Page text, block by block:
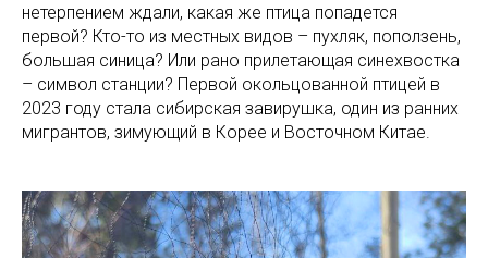
нетерпением ждали, какая же птица попадется
первой? Кто-то из местных видов – пухляк, поползень,
большая синица? Или рано прилетающая синехвостка
– символ станции? Первой окольцованной птицей в
2023 году стала сибирская завирушка, один из ранних
мигрантов, зимующий в Корее и Восточном Китае.